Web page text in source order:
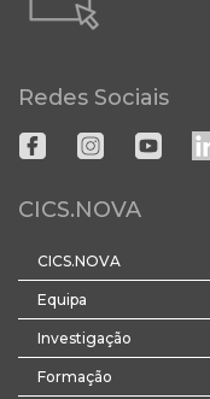
Redes Sociais
CICS.NOVA
CICS.NOVA
Equipa
Investigação
Formação